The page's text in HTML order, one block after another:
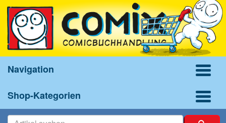
Navigation
Shop-Kategorien